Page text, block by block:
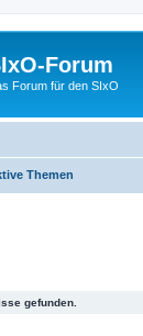
Forum
Forum für den SIxO
Themen
gefunden.